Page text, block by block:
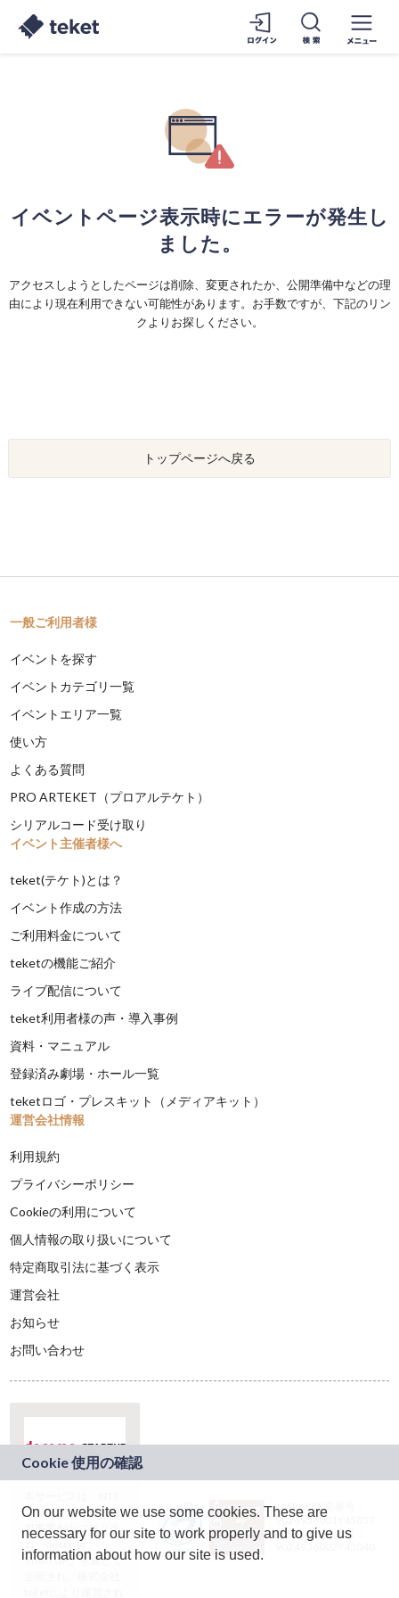
イベントページ表示時にエラーが発生し
ました。
アクセスしようとしたページは削除、変更されたか、公開準備中などの理
由により現在利用できない可能性があります。お手数ですが、下記のリン
クよりお探しください。
トップページへ戻る
一般ご利用者様
イベントを探す
イベントカテゴリ一覧
イベントエリア一覧
使い方
よくある質問
PRO ARTEKET（プロアルテケト）
シリアルコード受け取り
イベント主催者様へ
teket(テケト)とは？
イベント作成の方法
ご利用料金について
teketの機能ご紹介
ライブ配信について
teket利用者様の声・導入事例
資料・マニュアル
登録済み劇場・ホール一覧
teketロゴ・プレスキット（メディアキット）
運営会社情報
利用規約
プライバシーポリシー
Cookieの利用について
個人情報の取り扱いについて
特定商取引法に基づく表示
運営会社
お知らせ
お問い合わせ
ドコモグループの新
規事業創出プログラ
ム「docomo
STARTUP」を通じて
JASRAC許諾番号：
9024936001Y45037
JASRAC許諾番号：
On our website we use some cookies. These are
necessary for our site to work properly and to give us
information about how our site is used.